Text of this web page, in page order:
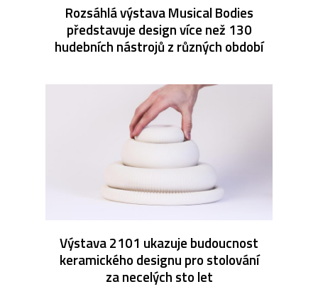
Rozsáhlá výstava Musical Bodies
představuje design více než 130
hudebních nástrojů z různých období
Výstava 2101 ukazuje budoucnost
keramického designu pro stolování
za necelých sto let